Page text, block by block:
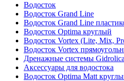
Водосток
Водосток Grand Line
Водосток Grand Line
Водосток Optima круглый
Водосток Vortex (Lite, Mix,
Водосток Vortex
Дренажные системы Gidrolica
Аксессуары для водостока
Водосток Optima Matt